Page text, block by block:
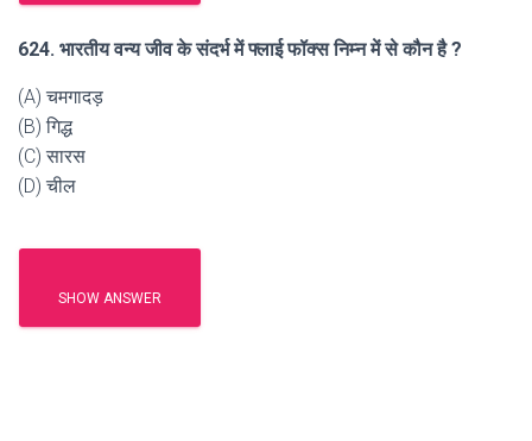
624. भारतीय वन्य जीव के संदर्भ में फ्लाई फॉक्स निम्न में से कौन है ?
(A) चमगादड़
(B) गिद्ध
(C) सारस
(D) चील
SHOW ANSWER